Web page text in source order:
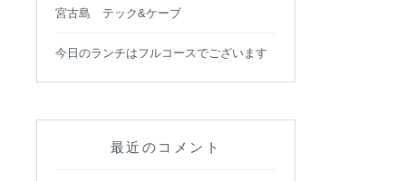
宮古島 テック&ケーブ
今日のランチはフルコースでございます
最近のコメント